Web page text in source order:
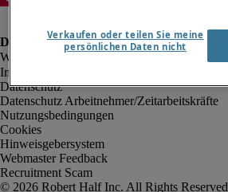
Impressum
Datenschutz
Datenschutz Arbeitnehmer/Zeitarbeitskräfte
Nutzungsbedingungen
Cookies
Hinweisgebersystem
Webmaster Feedback
Recruitment Scam
Verkaufen oder teilen Sie meine
persönlichen Daten nicht